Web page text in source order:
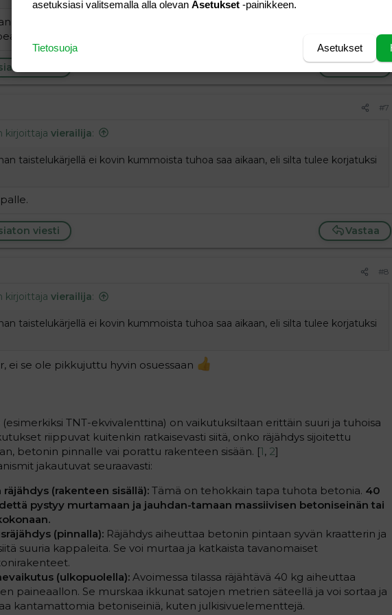
taistelukärjellä ei kovin kummoista tuhoa saa aikaan, eli silta tulee
viesti
#7
kirjoittaja vierailija:
taistelukärjellä ei kovin kummoista tuhoa saa aikaan, eli silta tulee korjatuksi
Vastaa
viesti
#8
kirjoittaja vierailija:
taistelukärjellä ei kovin kummoista tuhoa saa aikaan, eli silta tulee korjatuksi
ei se ole pikkujuttu hyvin osuessaan
TNT-ekvivalenttina) on vaikutuksiltaan erittäin suuri ja tuhoisa
riippuvat kuitenkin ratkaisevasti siitä, onko räjähdys sijoitettu
betonin pinnalle vai porattu rakenteen sisään. [1, 2]
jakautuvat seuraavasti:
räjähdys (rakenteen sisällä): Tämä on tehokkain tapa tuhota betonia. 40
pystyy murtamaan ja jauhdan-tamaan massiivisen betoniseinän tai
(pinnalla): Räjähdys aiheuttaa betonin pintaan syvän kraatterin ja
suuria kappaleita. Se voi murtaa ja katkaista tavanomaiset
(ulkopuolella): Avoimessa tilassa räjähtävä 40 kg aiheuttaa
paineaallon. Se murskaa ikkunat satojen metrien säteellä ja voi sortaa ja
kantamattomia betoniseiniä, kuten julkisivuelementtejä.
asetuksiasi valitsemalla alla olevan Asetukset -painikkeen.
Asetukset
Tietosuoja